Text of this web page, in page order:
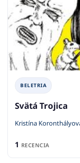
BELETRIA
Svätá Trojica
Kristína
1 RECENCIA